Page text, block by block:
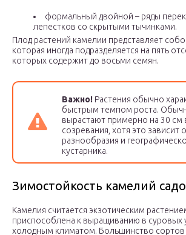
формальный двойной – ряды
лепестков со скрытыми тычинками.
Плод растений камелии представляет
которая иногда подразделяется на пять
которых содержит до восьми семян.
Важно! Растения обычно
быстрым темпом роста.
вырастают примерно на 30 см
созревания, хотя это зависит
разнообразия и
кустарника.
Зимостойкость камелий
Камелия считается экзотическим
приспособлена к выращиванию в суровых
холодным климатом. Большинство сортов